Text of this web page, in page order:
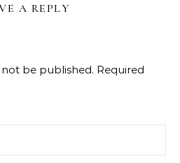
A REPLY
be published. Required